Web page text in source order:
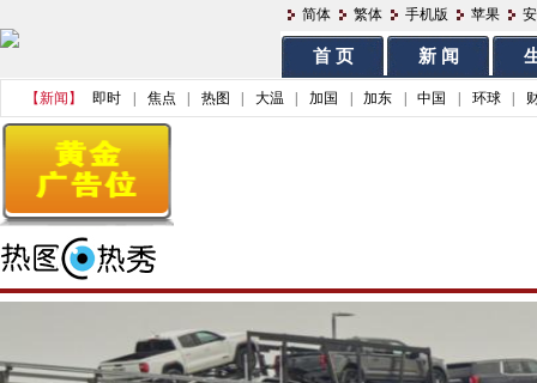
简体 繁体 手机版 苹果
首 页 新 闻
【新闻】 即时 焦点 热图 大温 加国 加东 中国 环球